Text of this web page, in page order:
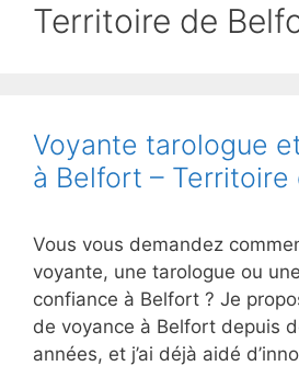
Territoire de
Voyante tarologue
à Belfort –
Vous vous demandez
voyante, une tarologue ou
confiance à Belfort ? Je
de voyance à Belfort depuis
années, et j’ai déjà aidé